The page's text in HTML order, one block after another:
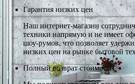
Гарантия низких цен
Наш интернет-магазин
техники напрямую и не имеет
шоу-румов, что позволяет
низких цен на рынке бытовой
Полный возврат стоимости